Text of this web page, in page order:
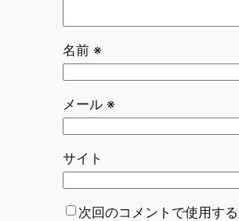
名前 ※
メール ※
サイト
次回のコメントで使用す